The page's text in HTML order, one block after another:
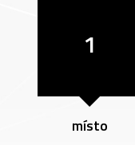
1
místo